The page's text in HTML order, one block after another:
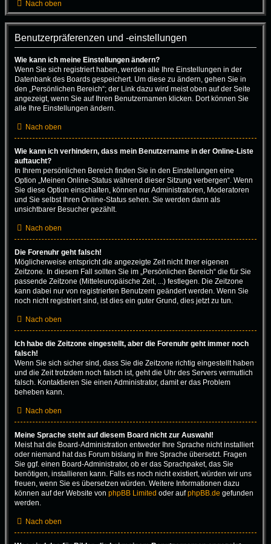
Nach oben
Benutzerpräferenzen und -einstellungen
Wie kann ich meine Einstellungen ändern?
Wenn Sie sich registriert haben, werden alle Ihre Einstellungen in der
Datenbank des Boards gespeichert. Um diese zu ändern, gehen Sie in
den „Persönlichen Bereich“; der Link dazu wird meist oben auf der Seite
angezeigt, wenn Sie auf Ihren Benutzernamen klicken. Dort können Sie
alle Ihre Einstellungen ändern.
Nach oben
Wie kann ich verhindern, dass mein Benutzername in der Online-Liste
auftaucht?
In Ihrem persönlichen Bereich finden Sie in den Einstellungen eine
Option „Meinen Online-Status während dieser Sitzung verbergen“. Wenn
Sie diese Option einschalten, können nur Administratoren, Moderatoren
und Sie selbst Ihren Online-Status sehen. Sie werden dann als
unsichtbarer Besucher gezählt.
Nach oben
Die Forenuhr geht falsch!
Möglicherweise entspricht die angezeigte Zeit nicht Ihrer eigenen
Zeitzone. In diesem Fall sollten Sie im „Persönlichen Bereich“ die für Sie
passende Zeitzone (Mitteleuropäische Zeit, ...) festlegen. Die Zeitzone
kann dabei nur von registrierten Benutzern geändert werden. Wenn Sie
noch nicht registriert sind, ist dies ein guter Grund, dies jetzt zu tun.
Nach oben
Ich habe die Zeitzone eingestellt, aber die Forenuhr geht immer noch
falsch!
Wenn Sie sich sicher sind, dass Sie die Zeitzone richtig eingestellt haben
und die Zeit trotzdem noch falsch ist, geht die Uhr des Servers vermutlich
falsch. Kontaktieren Sie einen Administrator, damit er das Problem
beheben kann.
Nach oben
Meine Sprache steht auf diesem Board nicht zur Auswahl!
Meist hat die Board-Administration entweder Ihre Sprache nicht installiert
oder niemand hat das Forum bislang in Ihre Sprache übersetzt. Fragen
Sie ggf. einen Board-Administrator, ob er das Sprachpaket, das Sie
benötigen, installieren kann. Falls es noch nicht existiert, würden wir uns
freuen, wenn Sie es übersetzen würden. Weitere Informationen dazu
können auf der Website von phpBB Limited oder aufphpBB.de gefunden
werden.
Nach oben